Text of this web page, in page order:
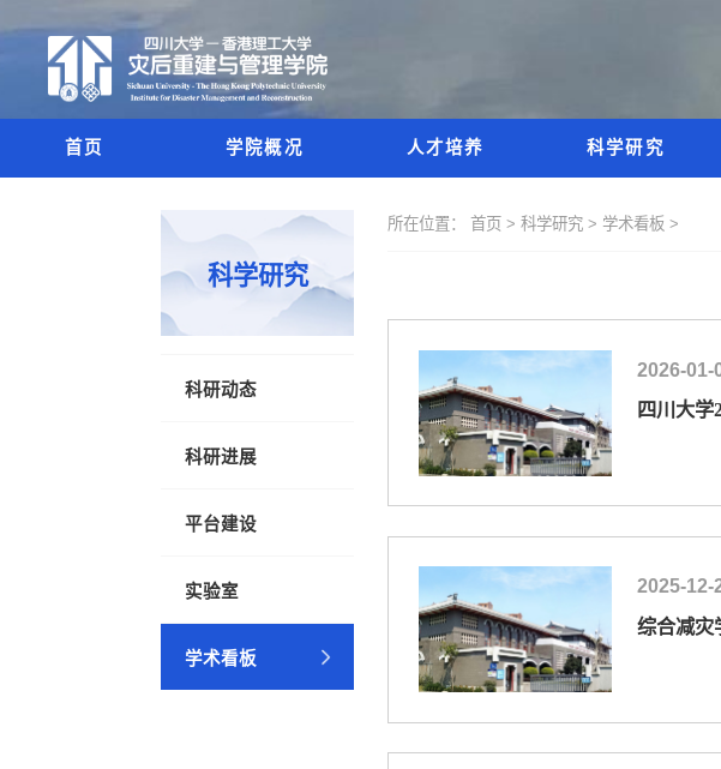
首页 学院概况 人才培养 科学研究
科学研究
科研动态
科研进展
平台建设
实验室
学术看板
所在位置： 首页 >科学研究 > 学术看板 >
2026-01-
四川大学
2025-12-
综合减灾